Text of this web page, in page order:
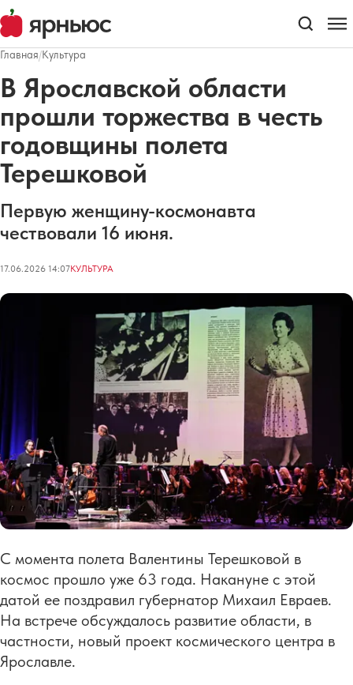
Главная/Культура
В Ярославской области
прошли торжества в честь
годовщины полета
Терешковой
Первую женщину-космонавта
чествовали 16 июня.
17.06.2026 14:07КУЛЬТУРА
С момента полета Валентины Терешковой в
космос прошло уже 63 года. Накануне с этой
датой ее поздравил губернатор Михаил Евраев.
На встрече обсуждалось развитие области, в
частности, новый проект космического центра в
Ярославле.